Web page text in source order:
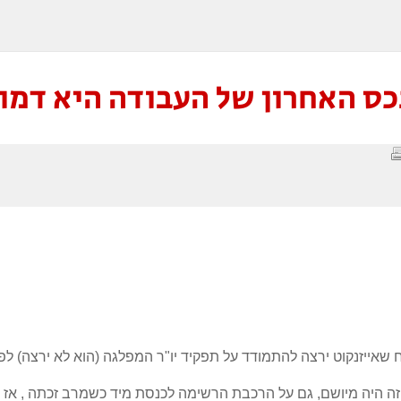
האחרון של העבודה היא
היה מיושם, גם על הרכבת הרשימה לכנסת מיד כשמרב זכתה ,